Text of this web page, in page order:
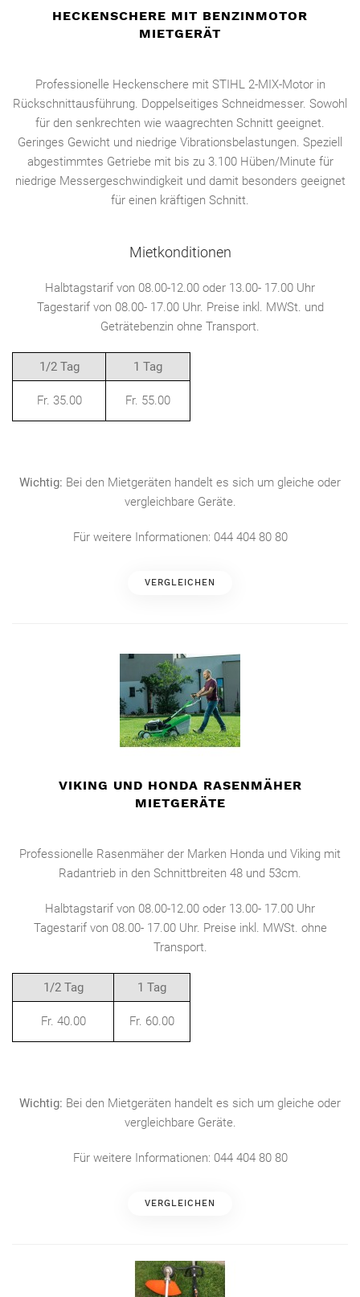
HECKENSCHERE MIT BENZINMOTOR
MIETGERÄT
Professionelle Heckenschere mit STIHL 2-MIX-Motor in
Rückschnittausführung. Doppelseitiges Schneidmesser. Sowohl
für den senkrechten wie waagrechten Schnitt geeignet.
Geringes Gewicht und niedrige Vibrationsbelastungen. Speziell
abgestimmtes Getriebe mit bis zu 3.100 Hüben/Minute für
niedrige Messergeschwindigkeit und damit besonders geeignet
für einen kräftigen Schnitt.
Mietkonditionen
Halbtagstarif von 08.00-12.00 oder 13.00- 17.00 Uhr
Tagestarif von 08.00- 17.00 Uhr. Preise inkl. MWSt. und
Geträtebenzin ohne Transport.
1/2 Tag 1 Tag
Fr. 35.00 Fr. 55.00
Wichtig: Bei den Mietgeräten handelt es sich um gleiche oder
vergleichbare Geräte.
Für weitere Informationen: 044 404 80 80
VERGLEICHEN
VIKING UND HONDA RASENMÄHER
MIETGERÄTE
Professionelle Rasenmäher der Marken Honda und Viking mit
Radantrieb in den Schnittbreiten 48 und 53cm.
Halbtagstarif von 08.00-12.00 oder 13.00- 17.00 Uhr
Tagestarif von 08.00- 17.00 Uhr. Preise inkl. MWSt. ohne
Transport.
1/2 Tag 1 Tag
Fr. 40.00 Fr. 60.00
Wichtig: Bei den Mietgeräten handelt es sich um gleiche oder
vergleichbare Geräte.
Für weitere Informationen: 044 404 80 80
VERGLEICHEN